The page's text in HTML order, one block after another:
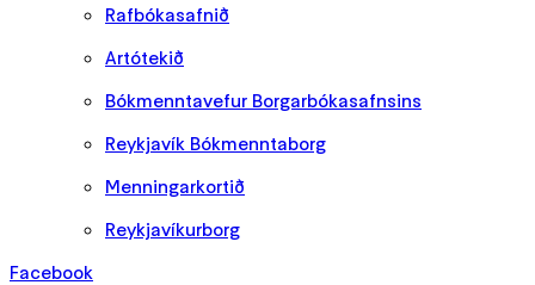
Rafbókasafnið
Artótekið
Bókmenntavefur Borgarbókasafnsins
Reykjavík Bókmenntaborg
Menningarkortið
Reykjavíkurborg
Facebook